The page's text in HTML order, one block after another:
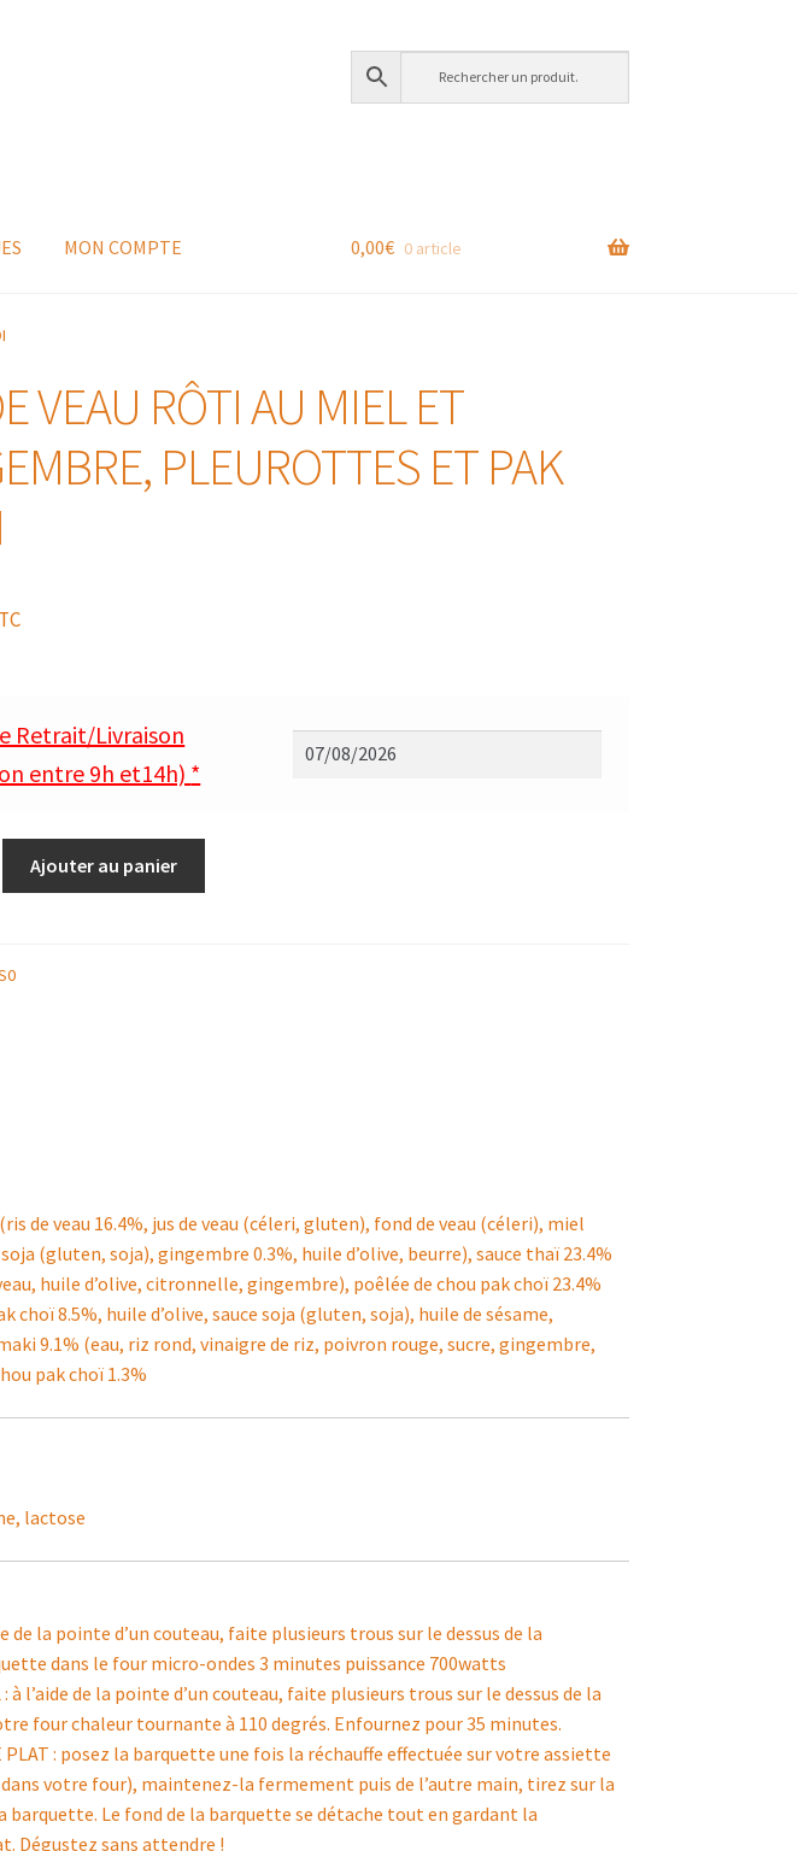
MON COMPTE 0,00€ 0 article
VEAU RÔTI AU MIEL ET
PLEUROTTES ET PAK
Retrait/Livraison
entre 9h et14h) *
Ajouter au panier
de veau 16.4%, jus de veau (céleri, gluten), fond de veau (céleri), miel
(gluten, soja), gingembre 0.3%, huile d’olive, beurre), sauce thaï 23.4%
huile d’olive, citronnelle, gingembre), poêlée de chou pak choï 23.4%
choï 8.5%, huile d’olive, sauce soja (gluten, soja), huile de sésame,
9.1% (eau, riz rond, vinaigre de riz, poivron rouge, sucre, gingembre,
pak choï 1.3%
lactose
de la pointe d’un couteau, faite plusieurs trous sur le dessus de la
dans le four micro-ondes 3 minutes puissance 700watts
: à l’aide de la pointe d’un couteau, faite plusieurs trous sur le dessus de la
four chaleur tournante à 110 degrés. Enfournez pour 35 minutes.
PLAT : posez la barquette une fois la réchauffe effectuée sur votre assiette
votre four), maintenez-la fermement puis de l’autre main, tirez sur la
barquette. Le fond de la barquette se détache tout en gardant la
Dégustez sans attendre !